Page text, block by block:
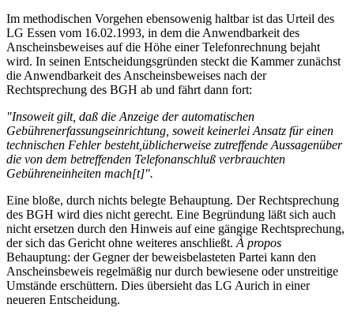
Im methodischen Vorgehen ebensowenig haltbar ist das Urteil des
LG Essen vom 16.02.1993, in dem die Anwendbarkeit des
Anscheinsbeweises auf die Höhe einer Telefonrechnung bejaht
wird. In seinen Entscheidungsgründen steckt die Kammer zunächst
die Anwendbarkeit des Anscheinsbeweises nach der
Rechtsprechung des BGH ab und fährt dann fort:
"Insoweit gilt, daß die Anzeige der automatischen
Gebührenerfassungseinrichtung, soweit keinerlei Ansatz für einen
technischen Fehler besteht,üblicherweise zutreffende Aussagenüber
die von dem betreffenden Telefonanschluß verbrauchten
Gebühreneinheiten mach[t]".
Eine bloße, durch nichts belegte Behauptung. Der Rechtsprechung
des BGH wird dies nicht gerecht. Eine Begründung läßt sich auch
nicht ersetzen durch den Hinweis auf eine gängige Rechtsprechung,
der sich das Gericht ohne weiteres anschließt. À propos
Behauptung: der Gegner der beweisbelasteten Partei kann den
Anscheinsbeweis regelmäßig nur durch bewiesene oder unstreitige
Umstände erschüttern. Dies übersieht das LG Aurich in einer
neueren Entscheidung.